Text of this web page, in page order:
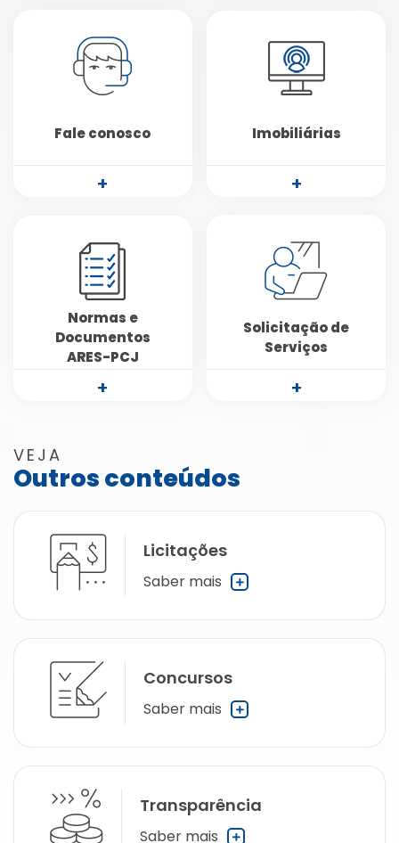
Fale conosco
+
Imobiliárias
+
Normas e
Documentos
ARES-PCJ
+
Solicitação de
Serviços
+
VEJA
Outros conteúdos
Licitações
Saber mais
Concursos
Saber mais
Transparência
Saber mais